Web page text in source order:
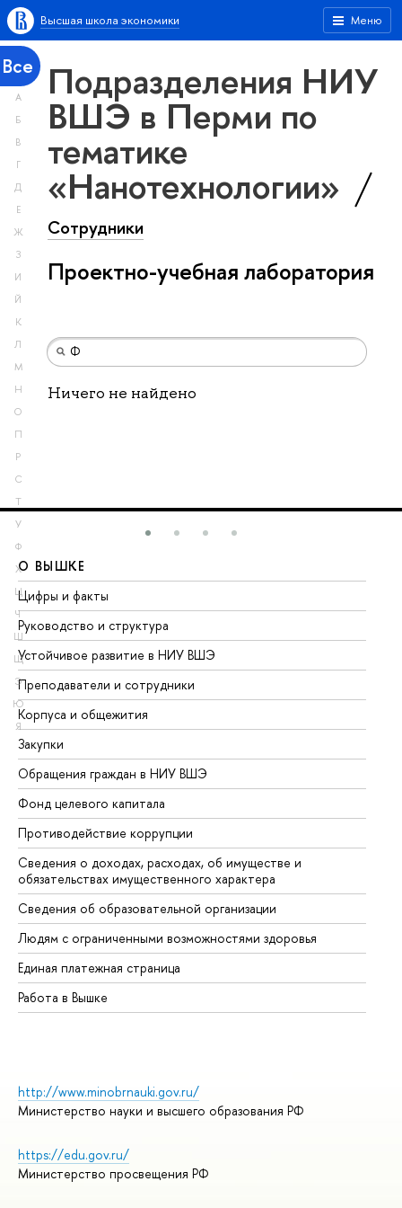
Меню
Высшая школа экономики
Все
А
Б
В
Г
Д
Е
Ж
З
И
Й
К
Л
М
Н
О
П
Р
С
Т
У
Ф
Х
Ц
Ч
Ш
Щ
Э
Ю
Я
Подразделения НИУ
ВШЭ в Перми по
тематике
«Нанотехнологии»
Сотрудники
Проектно-учебная лаборатория
Ничего не найдено
О ВЫШКЕ
Цифры и факты
Руководство и структура
Устойчивое развитие в НИУ ВШЭ
Преподаватели и сотрудники
Корпуса и общежития
Закупки
Обращения граждан в НИУ ВШЭ
Фонд целевого капитала
Противодействие коррупции
Сведения о доходах, расходах, об имуществе и
обязательствах имущественного характера
Сведения об образовательной организации
Людям с ограниченными возможностями здоровья
Единая платежная страница
Работа в Вышке
http://www.minobrnauki.gov.ru/
Министерство науки и высшего образования РФ
https://edu.gov.ru/
Министерство просвещения РФ